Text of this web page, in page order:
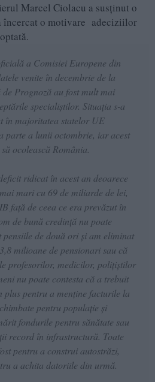
Marcel Ciolacu a susținut o
încercat o motivare adeciziilor
a Comisiei Europene din
venite în decembrie de la
Prognoză au fost mult mai
specialiștilor. Situația s-a
în majoritatea statelor UE
parte a lunii octombrie, iar acest
ocolească România.
ridicat în acest an deoarece
mari cu 69 de miliarde de lei,
față de ceea ce era prevăzut în
de bună credință nu poate
de două ori și am eliminat
milioane de pensionari sau că
profesorilor, medicilor, polițiștilor
nu poate contesta că a trebuit
plus pentru a menține facturile la
pentru populație și
fondurile pentru sănătate sau
record în infrastructură. Toate
pentru a construi autostrăzi,
a achita datoriile din urmă.